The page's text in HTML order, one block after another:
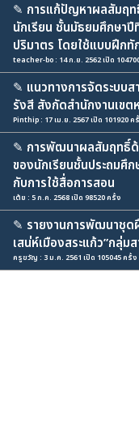
✎ การแก้ปัญหาผลสัมฤท
นักเรียน ชั้นมัธยมศึกษา
ปริมาตร โดยใช้แบบฝึก
teacher-bo : 14 ก.ย. 2562 เปิด
✎ แนวทางการจัดระบบ
รังสี สังกัดสำนักงานเข
Pinthip : 17 เม.ย. 2567 เปิด 101920 ค
✎ การพัฒนาผลสัมฤทธิ์ด้
ของนักเรียนชั้นประถมศึก
กับการใช้สื่อการสอน
เต้ย : 5 ก.ค. 2568 เปิด 98520 ครั้ง
✎ รายงานการพัฒนาชุด
เสน่ห์เมืองสระแก้ว”กลุ่ม
ครูขวัญ : 3 ม.ค. 2561 เปิด 105045 ครั้ง